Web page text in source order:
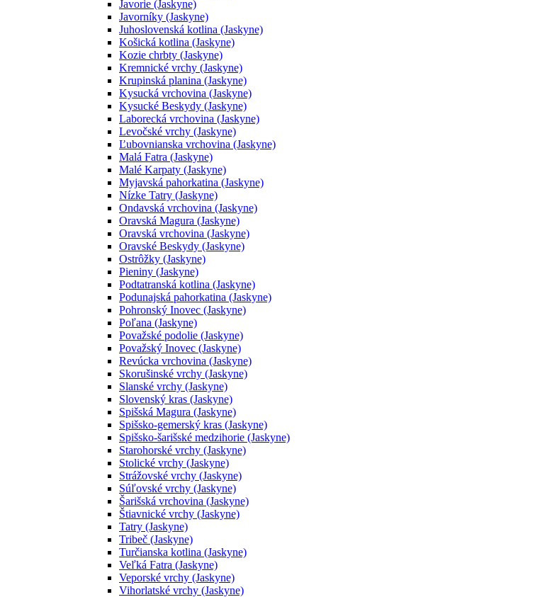
Javorie (Jaskyne)
Javorníky (Jaskyne)
Juhoslovenská kotlina (Jaskyne)
Košická kotlina (Jaskyne)
Kozie chrbty (Jaskyne)
Kremnické vrchy (Jaskyne)
Krupinská planina (Jaskyne)
Kysucká vrchovina (Jaskyne)
Kysucké Beskydy (Jaskyne)
Laborecká vrchovina (Jaskyne)
Levočské vrchy (Jaskyne)
Ľubovnianska vrchovina (Jaskyne)
Malá Fatra (Jaskyne)
Malé Karpaty (Jaskyne)
Myjavská pahorkatina (Jaskyne)
Nízke Tatry (Jaskyne)
Ondavská vrchovina (Jaskyne)
Oravská Magura (Jaskyne)
Oravská vrchovina (Jaskyne)
Oravské Beskydy (Jaskyne)
Ostrôžky (Jaskyne)
Pieniny (Jaskyne)
Podtatranská kotlina (Jaskyne)
Podunajská pahorkatina (Jaskyne)
Pohronský Inovec (Jaskyne)
Poľana (Jaskyne)
Považské podolie (Jaskyne)
Považský Inovec (Jaskyne)
Revúcka vrchovina (Jaskyne)
Skorušinské vrchy (Jaskyne)
Slanské vrchy (Jaskyne)
Slovenský kras (Jaskyne)
Spišská Magura (Jaskyne)
Spišsko-gemerský kras (Jaskyne)
Spišsko-šarišské medzihorie (Jaskyne)
Starohorské vrchy (Jaskyne)
Stolické vrchy (Jaskyne)
Strážovské vrchy (Jaskyne)
Súľovské vrchy (Jaskyne)
Šarišská vrchovina (Jaskyne)
Štiavnické vrchy (Jaskyne)
Tatry (Jaskyne)
Tribeč (Jaskyne)
Turčianska kotlina (Jaskyne)
Veľká Fatra (Jaskyne)
Veporské vrchy (Jaskyne)
Vihorlatské vrchy (Jaskyne)